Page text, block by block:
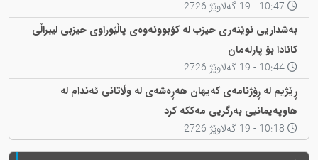
بەشداریی نوێنەری حیزب لە کۆبوونەوەی پاڵێوراوی حیزبی لیبراڵی
کانادا بۆ پارلەمان
ڕێژیم لە ڕۆژنامەی کەیهان هەڕەشەی لە وڵاتانی ئەندام لە
هاوپەیمانیی بەرگریی مەککە کرد